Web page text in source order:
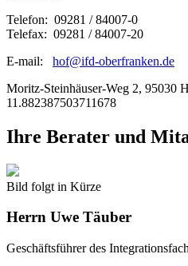
Telefon: 09281 / 84007-0
Telefax: 09281 / 84007-20
E-mail: hof@ifd-oberfranken.de
Moritz-Steinhäuser-Weg 2, 95030
11.882387503711678
Ihre Berater und
Bild folgt in Kürze
Herrn Uwe Täuber
Geschäftsführer des